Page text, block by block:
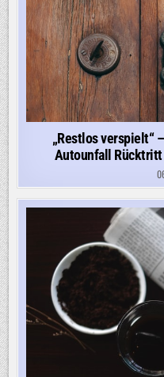
„Restlos verspielt“
Autounfall